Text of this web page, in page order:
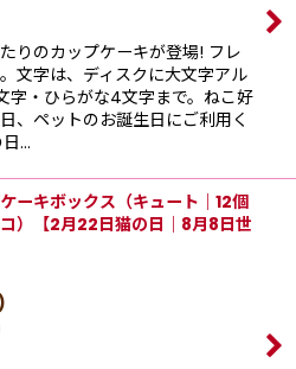
りのカップケーキが登場! フレ
文字は、ディスクに大文字アル
字・ひらがな4文字まで。ねこ好
、ペットのお誕生日にご利用く
…
ーキボックス（キュート｜12個
コ）【2月22日猫の日｜8月8日世